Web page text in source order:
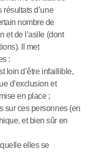
résultats d’une
nombre de
et de l’asile (dont
Il met
:
loin d’être infaillible,
d’exclusion et
en place ;
sur ces personnes (en
et bien sûr en
elles se